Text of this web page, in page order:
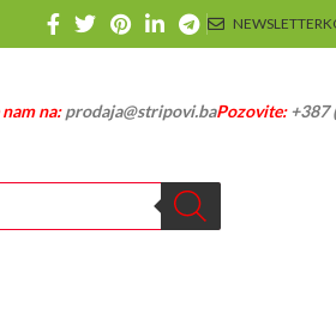
NEWSLETTER
na:prodaja@stripovi.baPozovite:+387